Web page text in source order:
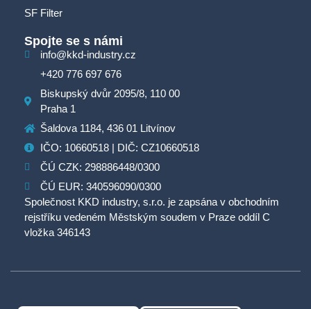
SF Filter
Spojte se s námi
info@kkd-industry.cz
+420 776 697 676
Biskupský dvůr 2095/8, 110 00
Praha 1
Šaldova 1184, 436 01 Litvínov
IČO: 10660518 | DIČ: CZ10660518
ČÚ CZK: 298886448/0300
ČÚ EUR: 340596090/0300
Společnost KKD industry, s.r.o. je zapsána v obchodním
rejstříku vedeném Městským soudem v Praze oddíl C
vložka 346143